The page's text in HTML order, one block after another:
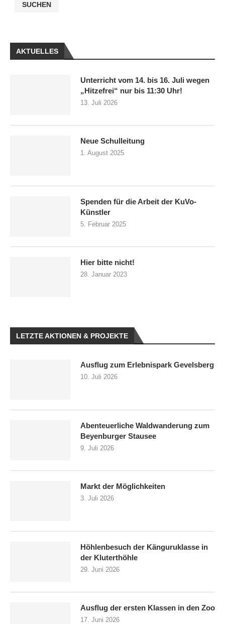
SUCHEN
AKTUELLES
Unterricht vom 14. bis 16. Juli wegen
„Hitzefrei“ nur bis 11:30 Uhr!
13. Juli 2026
Neue Schulleitung
1. August 2025
Spenden für die Arbeit der KuVo-
Künstler
5. Februar 2025
Hier bitte nicht!
28. Januar 2023
LETZTE AKTIONEN & PROJEKTE
Ausflug zum Erlebnispark Gevelsberg
10. Juli 2026
Abenteuerliche Waldwanderung zum
Beyenburger Stausee
9. Juli 2026
Markt der Möglichkeiten
3. Juli 2026
Höhlenbesuch der Känguruklasse in
der Kluterthöhle
29. Juni 2026
Ausflug der ersten Klassen in den Zoo
17. Juni 2026